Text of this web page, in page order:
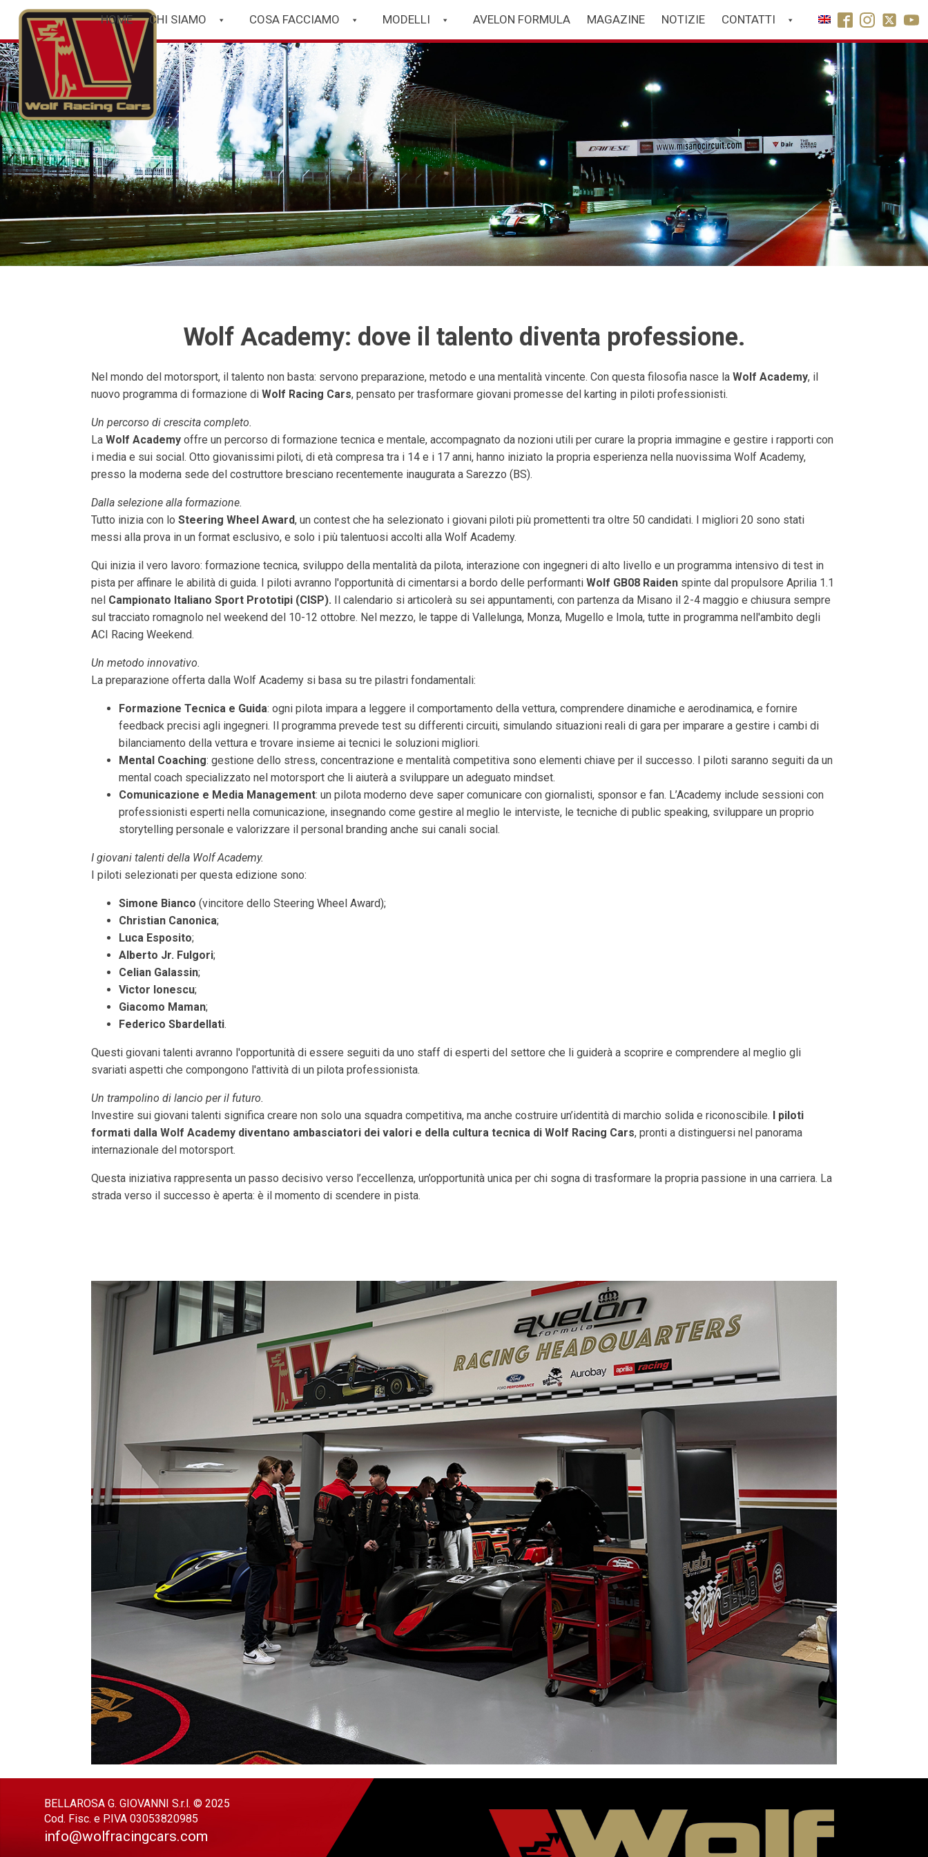
HOME CHI SIAMO COSA FACCIAMO MODELLI AVELON FORMULA MAGAZINE NOTIZIE CONTATTI
Wolf Academy: dove il talento diventa professione.
Nel mondo del motorsport, il talento non basta: servono preparazione, metodo e una mentalità vincente. Con questa filosofia nasce la Wolf Academy, il
nuovo programma di formazione di Wolf Racing Cars, pensato per trasformare giovani promesse del karting in piloti professionisti.
Un percorso di crescita completo.
La Wolf Academy offre un percorso di formazione tecnica e mentale, accompagnato da nozioni utili per curare la propria immagine e gestire i rapporti con
i media e sui social. Otto giovanissimi piloti, di età compresa tra i 14 e i 17 anni, hanno iniziato la propria esperienza nella nuovissima Wolf Academy,
presso la moderna sede del costruttore bresciano recentemente inaugurata a Sarezzo (BS).
Dalla selezione alla formazione.
Tutto inizia con lo Steering Wheel Award, un contest che ha selezionato i giovani piloti più promettenti tra oltre 50 candidati. I migliori 20 sono stati
messi alla prova in un format esclusivo, e solo i più talentuosi accolti alla Wolf Academy.
Qui inizia il vero lavoro: formazione tecnica, sviluppo della mentalità da pilota, interazione con ingegneri di alto livello e un programma intensivo di test in
pista per affinare le abilità di guida. I piloti avranno l'opportunità di cimentarsi a bordo delle performanti Wolf GB08 Raiden spinte dal propulsore Aprilia 1.1
nel Campionato Italiano Sport Prototipi (CISP). Il calendario si articolerà su sei appuntamenti, con partenza da Misano il 2-4 maggio e chiusura sempre
sul tracciato romagnolo nel weekend del 10-12 ottobre. Nel mezzo, le tappe di Vallelunga, Monza, Mugello e Imola, tutte in programma nell'ambito degli
ACI Racing Weekend.
Un metodo innovativo.
La preparazione offerta dalla Wolf Academy si basa su tre pilastri fondamentali:
Formazione Tecnica e Guida: ogni pilota impara a leggere il comportamento della vettura, comprendere dinamiche e aerodinamica, e fornire
feedback precisi agli ingegneri. Il programma prevede test su differenti circuiti, simulando situazioni reali di gara per imparare a gestire i cambi di
bilanciamento della vettura e trovare insieme ai tecnici le soluzioni migliori.
Mental Coaching: gestione dello stress, concentrazione e mentalità competitiva sono elementi chiave per il successo. I piloti saranno seguiti da un
mental coach specializzato nel motorsport che li aiuterà a sviluppare un adeguato mindset.
Comunicazione e Media Management: un pilota moderno deve saper comunicare con giornalisti, sponsor e fan. L’Academy include sessioni con
professionisti esperti nella comunicazione, insegnando come gestire al meglio le interviste, le tecniche di public speaking, sviluppare un proprio
storytelling personale e valorizzare il personal branding anche sui canali social.
I giovani talenti della Wolf Academy.
I piloti selezionati per questa edizione sono:
Simone Bianco (vincitore dello Steering Wheel Award);
Christian Canonica;
Luca Esposito;
Alberto Jr. Fulgori;
Celian Galassin;
Victor Ionescu;
Giacomo Maman;
Federico Sbardellati.
Questi giovani talenti avranno l'opportunità di essere seguiti da uno staff di esperti del settore che li guiderà a scoprire e comprendere al meglio gli
svariati aspetti che compongono l'attività di un pilota professionista.
Un trampolino di lancio per il futuro.
Investire sui giovani talenti significa creare non solo una squadra competitiva, ma anche costruire un’identità di marchio solida e riconoscibile. I piloti
formati dalla Wolf Academy diventano ambasciatori dei valori e della cultura tecnica di Wolf Racing Cars, pronti a distinguersi nel panorama
internazionale del motorsport.
Questa iniziativa rappresenta un passo decisivo verso l’eccellenza, un’opportunità unica per chi sogna di trasformare la propria passione in una carriera. La
strada verso il successo è aperta: è il momento di scendere in pista.
BELLAROSA G. GIOVANNI S.r.l. © 2025
Cod. Fisc. e P.IVA 03053820985
info@wolfracingcars.com